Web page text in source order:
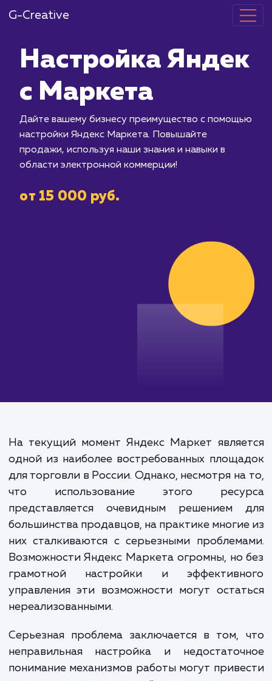
G-Creative
Настройка
с Маркета
Дайте вашему бизнесу
настройки Яндекс Маркета.
продажи, используя наши знания и
На текущий момент Яндекс Маркет
одной из наиболее востребованных
для торговли в России. Однако, несмотря
что использование этого
представляется очевидным решением
большинства продавцов, на практике
грамотной настройки и
управления эти возможности могут
нереализованными.